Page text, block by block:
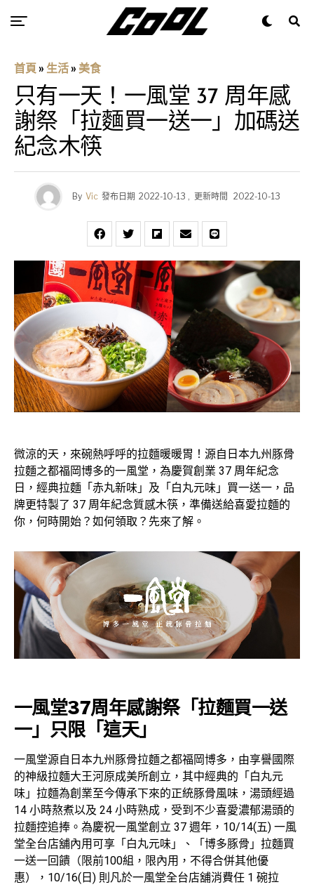
首頁 » 生活 » 美食
只有一天！一風堂 37 周年感
謝祭「拉麵買一送一」加碼送
紀念木筷
By Vic 發布日期 2022-10-13 , 更新時間 2022-10-13
微涼的天，來碗熱呼呼的拉麵暖暖胃！源自日本九州豚骨
拉麵之都福岡博多的一風堂，為慶賀創業 37 周年紀念
日，經典拉麵「赤丸新味」及「白丸元味」買一送一，品
牌更特製了 37 周年紀念質感木筷，準備送給喜愛拉麵的
你，何時開始？如何領取？先來了解。
一風堂37周年感謝祭「拉麵買一送
一」只限「這天」
一風堂源自日本九州豚骨拉麵之都福岡博多，由享譽國際
的神級拉麵大王河原成美所創立，其中經典的「白丸元
味」拉麵為創業至今傳承下來的正統豚骨風味，湯頭經過
14 小時熬煮以及 24 小時熟成，受到不少喜愛濃郁湯頭的
拉麵控追捧。為慶祝一風堂創立 37 週年，10/14(五) 一風
堂全台店舖內用可享「白丸元味」、「博多豚骨」拉麵買
一送一回饋（限前100組，限內用，不得合併其他優
惠），10/16(日) 則凡於一風堂全台店舖消費任 1 碗拉